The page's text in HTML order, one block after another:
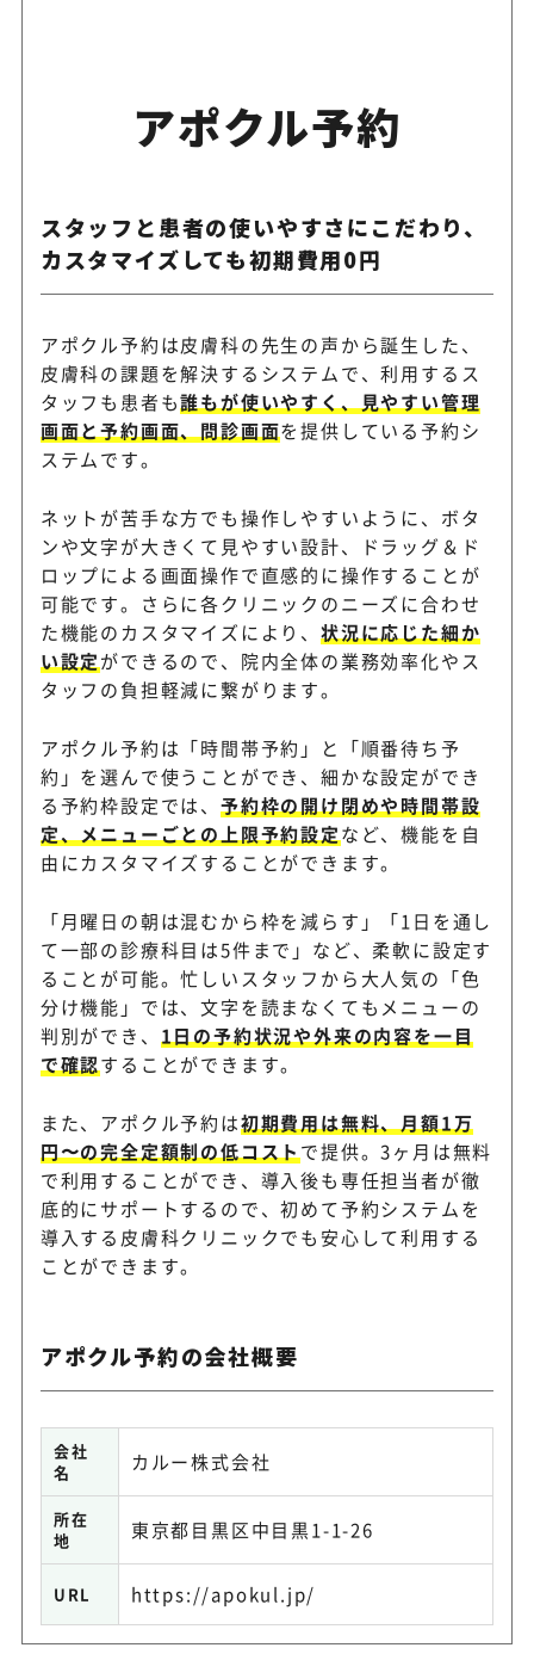
アポクル予約
スタッフと患者の使いやすさにこだわり、
カスタマイズしても初期費用0円
アポクル予約は皮膚科の先生の声から誕生した、
皮膚科の課題を解決するシステムで、利用するス
タッフも患者も誰もが使いやすく、見やすい管理
画面と予約画面、問診画面を提供している予約シ
ステムです。
ネットが苦手な方でも操作しやすいように、ボタ
ンや文字が大きくて見やすい設計、ドラッグ＆ド
ロップによる画面操作で直感的に操作することが
可能です。さらに各クリニックのニーズに合わせ
た機能のカスタマイズにより、 状況に応じた細か
い設定ができるので、院内全体の業務効率化やス
タッフの負担軽減に繋がります。
アポクル予約は「時間帯予約」と「順番待ち予
約」を選んで使うことができ、細かな設定ができ
る予約枠設定では、予約枠の開け閉めや時間帯設
定、メニューごとの上限予約設定など、機能を自
由にカスタマイズすることができます。
「月曜日の朝は混むから枠を減らす」「1日を通し
て一部の診療科目は5件まで」など、柔軟に設定す
ることが可能。忙しいスタッフから大人気の「色
分け機能」では、文字を読まなくてもメニューの
判別ができ、 1日の予約状況や外来の内容を一目
で確認することができます。
また、アポクル予約は初期費用は無料、月額1万
円〜の完全定額制の低コストで提供。3ヶ月は無料
で利用することができ、導入後も専任担当者が徹
底的にサポートするので、初めて予約システムを
導入する皮膚科クリニックでも安心して利用する
ことができます。
アポクル予約の会社概要
会社
名
カルー株式会社
所在
地
東京都目黒区中目黒1-1-26
URL https://apokul.jp/